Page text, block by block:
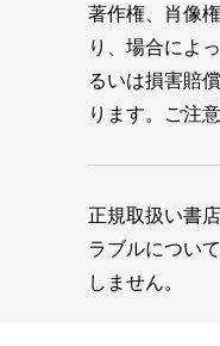
著作権、肖像
り、場合によ
るいは損害賠
ります。ご注
正規取扱い書
ラブルについ
しません。